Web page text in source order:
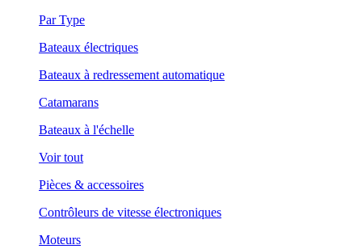
Par Type
Bateaux électriques
Bateaux à redressement automatique
Catamarans
Bateaux à l'échelle
Voir tout
Pièces & accessoires
Contrôleurs de vitesse électroniques
Moteurs